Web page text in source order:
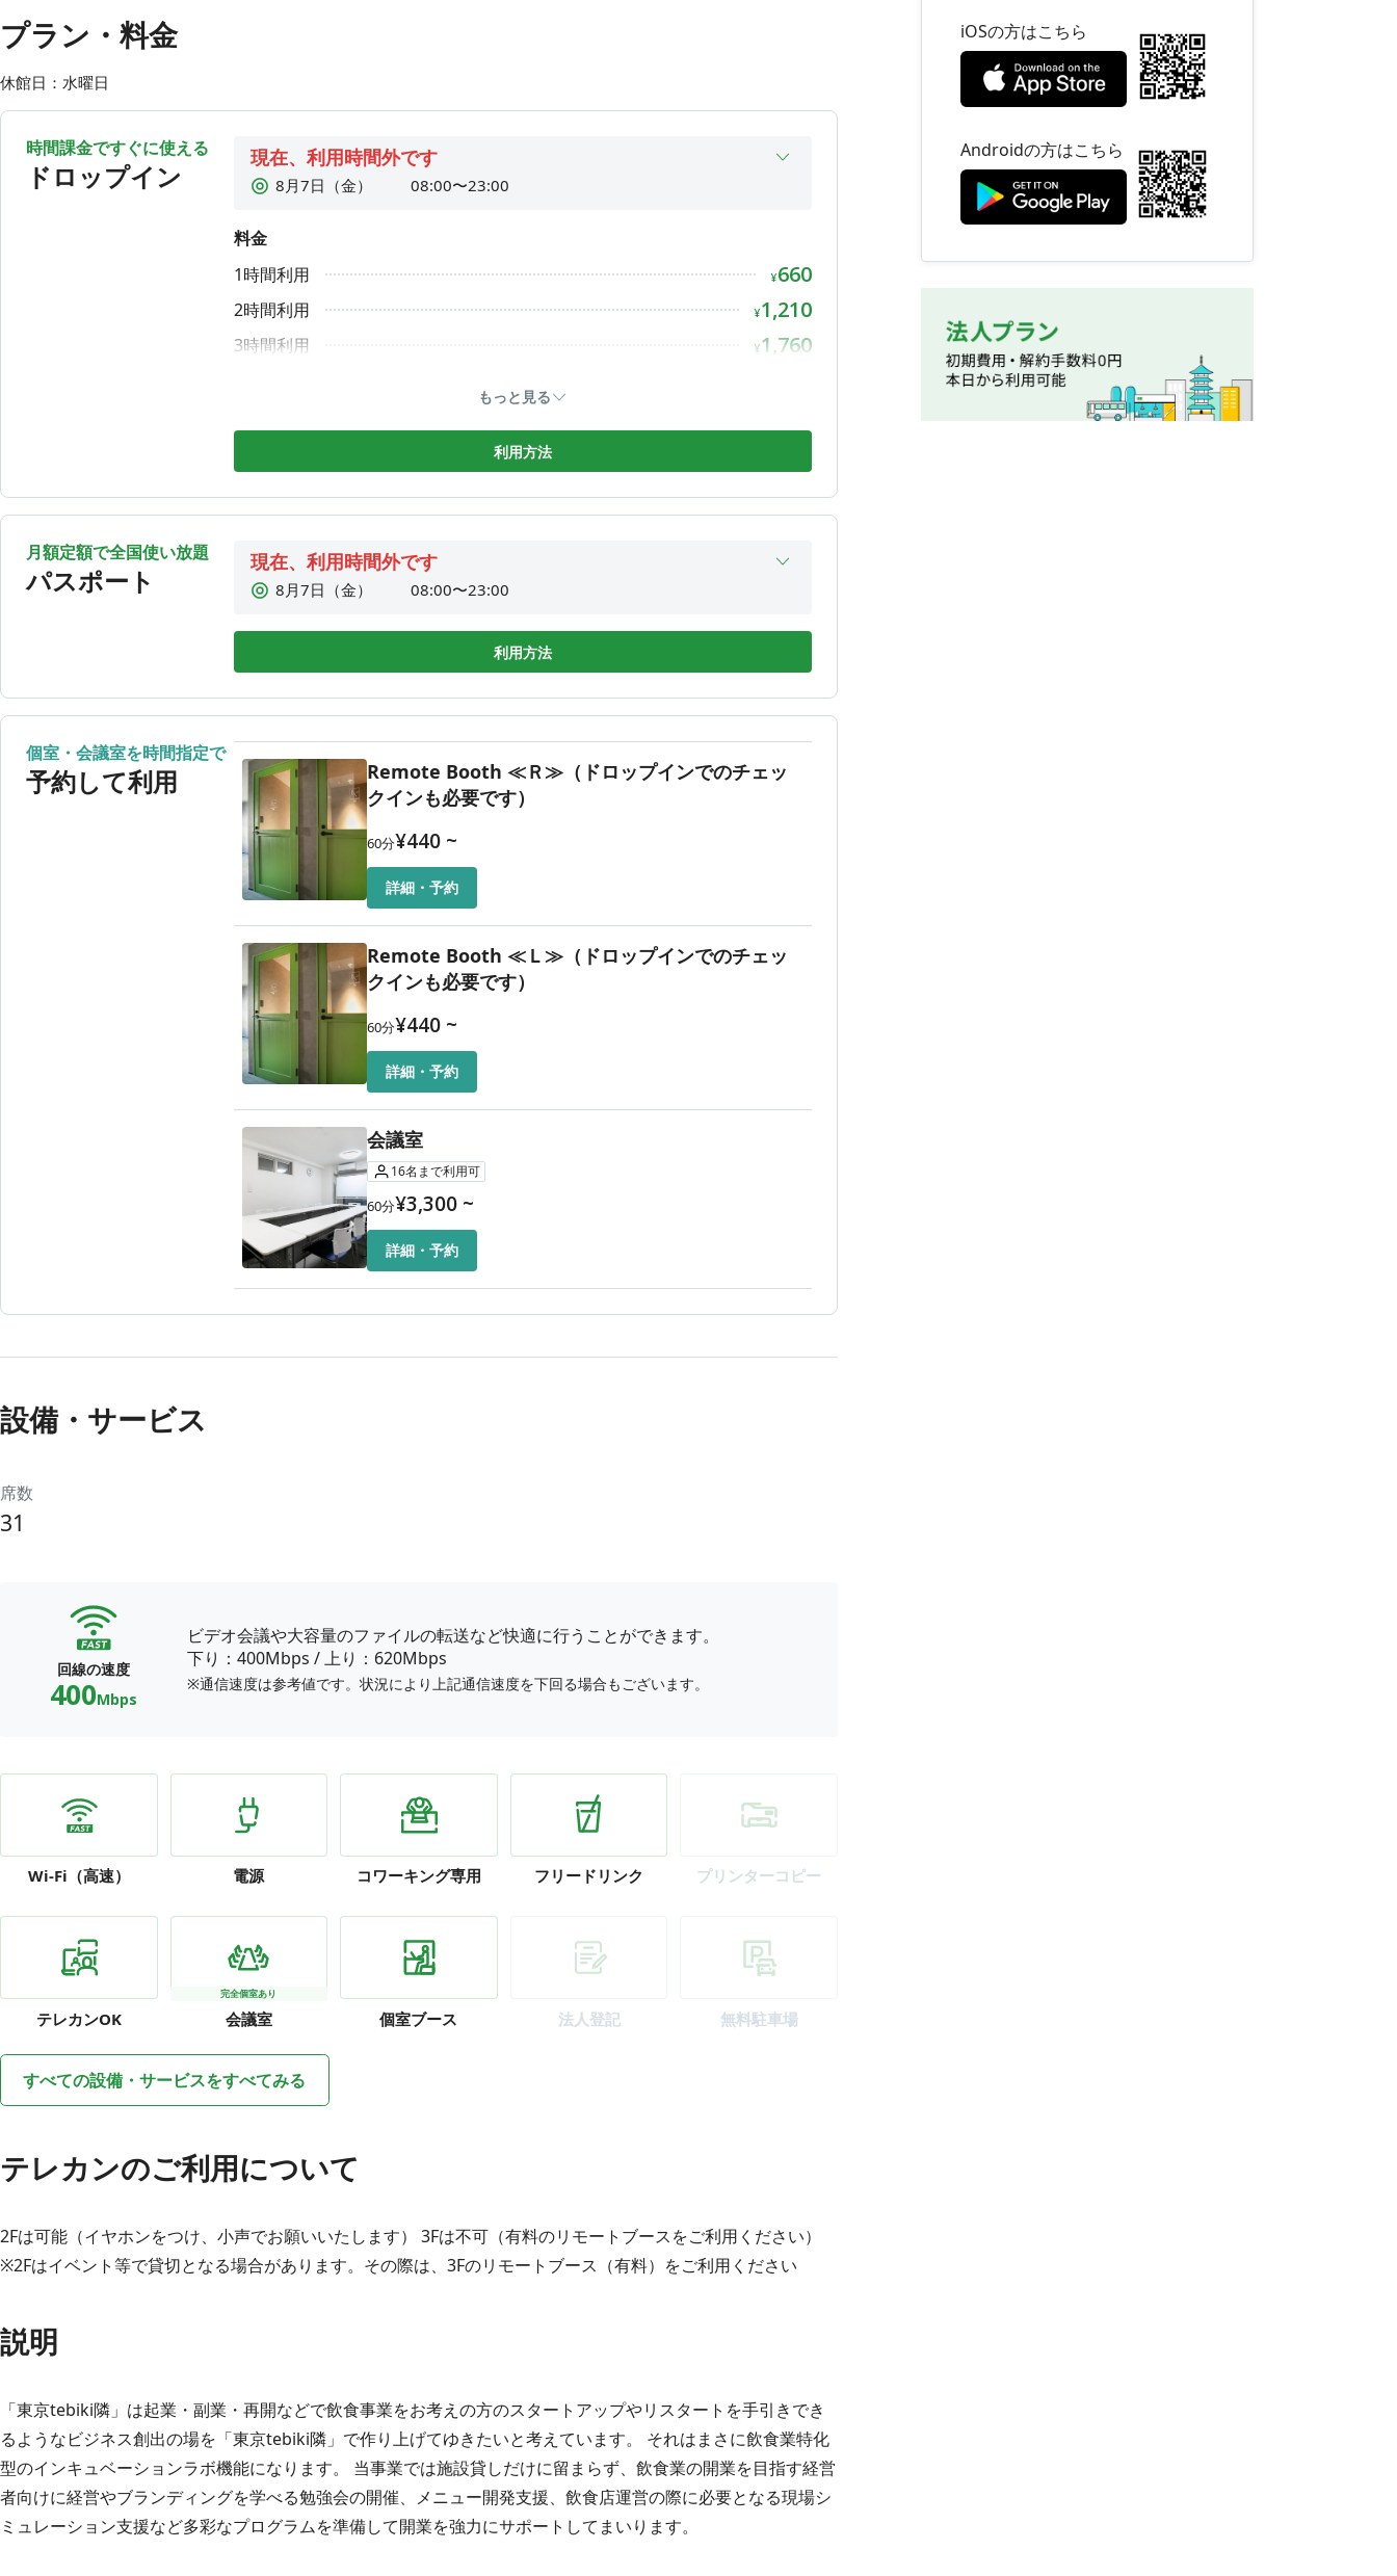
2Fではイヤホン着用＋小声で可能です。※イベント貸切時を除く。
3Fは集中エリアのため通常席は不可、リモートブース（有料）をご利用ください。
◆リモートブース
3Fリモートブースは有料・予約制です。いいアプリから予約の上、ご利用ください。終了時は「利用終了ボ
タン」を押してください。
押し忘れますと自動延長料金がかかります。
3Fにウォーターサーバーとフリードリンクをご用意しています。
2Fに女性用、3Fに男性用が、それぞれ階段近くにあります。
プラン・料金
休館日：水曜日
時間課金ですぐに使える
ドロップイン
現在、利用時間外です
8月7日（金）
08:00〜23:00
8月10日（月）
08:00〜23:00
8月11日（火）
08:00〜23:00
8月12日（水）
料金
1時間利用
¥660
2時間利用 ¥1,210
3時間利用 ¥1,760
もっと見る
利用方法
月額定額で全国使い放題
パスポート
現在、利用時間外です
8月7日（金）
08:00〜23:00
08:00〜23:00
8月11日（火）
08:00〜23:00
8月12日（水）
利用時間外
8月13日（木）
08:00〜23:00
利用方法
個室・会議室を時間指定で
予約して利用
Remote Booth ≪Ｒ≫（ドロップインでのチェッ
クインも必要です）
60分¥440 ~
詳細・予約
Remote Booth ≪Ｌ≫（ドロップインでのチェッ
クインも必要です）
60分¥440 ~
詳細・予約
会議室
16名 まで利用可
60分¥3,300 ~
詳細・予約
設備・サービス
席数
31
回線の速度
400Mbps
ビデオ会議や大容量のファイルの転送など快適に行うことができます。
下り：400Mbps /上り：620Mbps
※通信速度は参考値です。状況により上記通信速度を下回る場合もございます。
Wi-Fi （高速） 電源 コワーキング専用 フリー ドリンク プリンターコピー
テレカンOK 会議室
完全個室あり
個室ブース 法人登記 無料駐車場
すべての設備・サービスをすべてみる
テレカンのご利用について
2Fは可能（イヤホンをつけ、小声でお願いいたします） 3Fは不可（有料のリモートブースをご利用ください）
※2Fはイベント等で貸切となる場合があります。その際は、3Fのリモートブース（有料）をご利用ください
説明
「東京tebiki隣」は起業・副業・再開などで飲食事業をお考えの方のスタートアップやリスタートを手引きでき
るようなビジネス創出の場を「東京tebiki隣」で作り上げてゆきたいと考えています。 それはまさに飲食業特化
型のインキュベーションラボ機能になります。 当事業では施設貸しだけに留まらず、飲食業の開業を目指す経営
者向けに経営やブランディングを学べる勉強会の開催、メニュー開発支援、飲食店運営の際に必要となる現場シ
ミュレーション支援など多彩なプログラムを準備して開業を強力にサポートしてまいります。
iOSの方はこちら
Androidの方はこちら